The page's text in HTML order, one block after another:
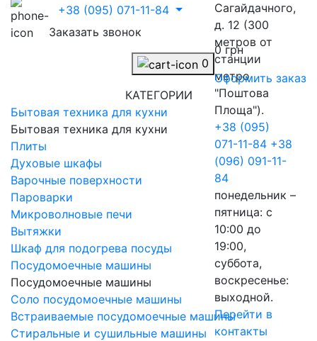
Сагайдачного,
д. 12 (300
метров от
станции
метро
"Поштова
Площа").
+38 (095)
071-11-84 +38
(096) 091-11-
84
понедельник –
пятница: с
10:00 до
19:00,
суббота,
воскресенье:
выходной.
Перейти в
контакты
+38 (095) 071-11-84
Заказать звонок
0
0 грн
Оформить заказ
КАТЕГОРИИ
Бытовая техника для кухни
Бытовая техника для кухни
Плиты
Духовые шкафы
Варочные поверхности
Пароварки
Микроволновые печи
Вытяжки
Шкаф для подогрева посуды
Посудомоечные машины
Посудомоечные машины
Соло посудомоечные машины
Встраиваемые посудомоечные машины
Стиральные и сушильные машины